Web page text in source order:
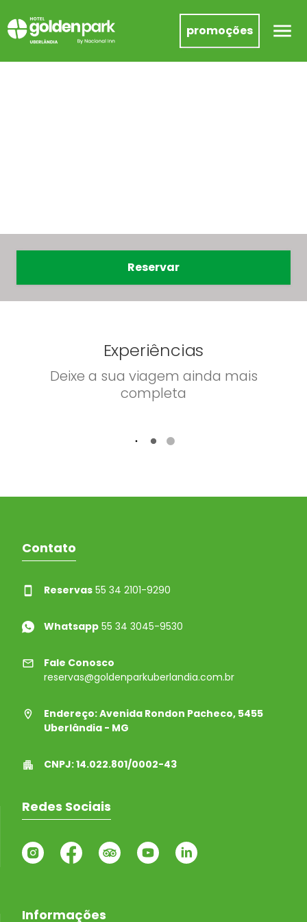
promoções
Reservar
Experiências
Deixe a sua viagem ainda mais
completa
Contato
Reservas 55 34 2101-9290
Whatsapp 55 34 3045-9530
Fale Conosco
reservas@goldenparkuberlandia.com.br
Endereço: Avenida Rondon Pacheco, 5455
Uberlândia - MG
CNPJ: 14.022.801/0002-43
Redes Sociais
Informações